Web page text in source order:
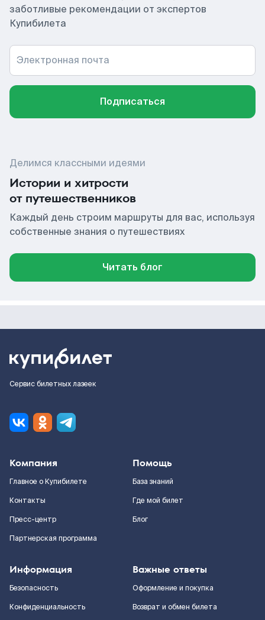
заботливые рекомендации от экспертов
Купибилета
Электронная почта
Подписаться
Делимся классными идеями
Истории и хитрости
от путешественников
Каждый день строим маршруты для вас, используя
собственные знания о путешествиях
Читать блог
Сервис билетных лазеек
Компания
Главное о Купибилете
Контакты
Пресс-центр
Партнерская программа
Помощь
База знаний
Где мой билет
Блог
Информация
Безопасность
Конфиденциальность
Важные ответы
Оформление и покупка
Возврат и обмен билета